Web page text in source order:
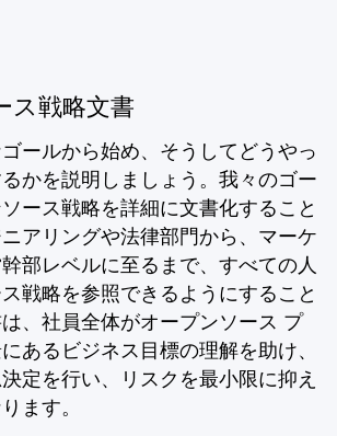
ス戦略文書
ールから始め、そうしてどうやっ
かを説明しましょう。我々のゴー
ース戦略を詳細に文書化すること
アリングや法律部門から、マーケ
部レベルに至るまで、すべての人
戦略を参照できるようにすること
、社員全体がオープンソース プ
あるビジネス目標の理解を助け、
定を行い、リスクを最小限に抑え
ます。